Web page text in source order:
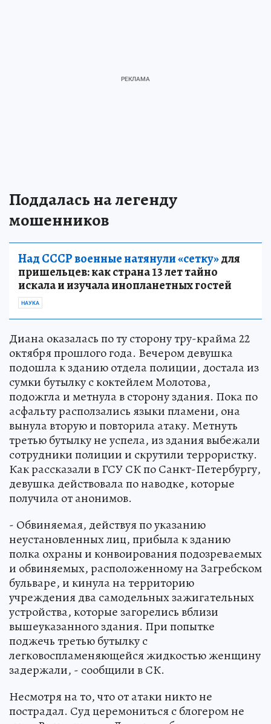
Поддалась на легенду
мошенников
Над СССР военные натянули «сетку»для
пришельцев: как страна 13 лет тайно
искала и изучала инопланетных гостей
НАУКА
Диана оказалась по ту сторону тру-крайма 22
октября прошлого года. Вечером девушка
подошла к зданию отдела полиции, достала из
сумки бутылку с коктейлем Молотова,
подожгла и метнула в сторону здания. Пока по
асфальту расползались языки пламени, она
вынула вторую и повторила атаку. Метнуть
третью бутылку не успела, из здания выбежали
сотрудники полиции и скрутили террористку.
Как рассказали в ГСУ СК по Санкт-Петербургу,
девушка действовала по наводке, которые
получила от анонимов.
- Обвиняемая, действуя по указанию
неустановленных лиц, прибыла к зданию
полка охраны и конвоирования подозреваемых
и обвиняемых, расположенному на Загребском
бульваре, и кинула на территорию
учреждения два самодельных зажигательных
устройства, которые загорелись вблизи
вышеуказанного здания. При попытке
поджечь третью бутылку с
легковоспламеняющейся жидкостью женщину
задержали, - сообщили в СК.
Несмотря на то, что от атаки никто не
пострадал. Суд церемониться с блогером не